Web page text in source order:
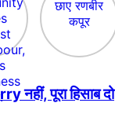
पूरा हिसाब दो